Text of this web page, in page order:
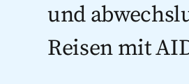
und
Reisen mit